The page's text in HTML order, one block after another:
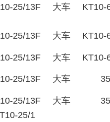
25/13F 大车 KT10-
25/13F 大车 KT10-
25/13F 大车 KT10-
25/13F 大车
25/13F 大车
25/1